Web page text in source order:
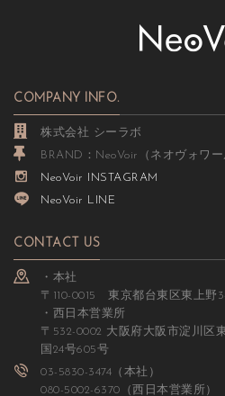
COMPANY INFO.
株式会社 シーラボ
BRAND：NeoVoir（ネオヴォワー
NeoVoir INSTAGRAM
NeoVoir LINE
CONTACT US
・本社
〒110-0015 東京都台東区東上野
・西日本営業所
〒532-0002 大阪府大阪市淀川区
国24号605号
03-5830-3474（本社）
080-5002-6370（西日本営業所）